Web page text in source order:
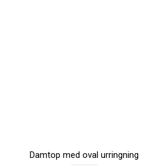
Damtop med oval urringning